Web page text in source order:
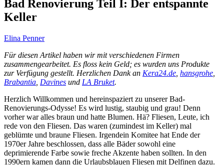
Bad Renovierung Teil I: Der entspannte
Keller
Elina Penner
Für diesen Artikel haben wir mit verschiedenen Firmen
zusammengearbeitet. Es floss kein Geld; es wurden uns Produkte
zur Verfügung gestellt. Herzlichen Dank an Kera24.de hansgrohe
Brabantia Davines und LA Bruket.
Herzlich Willkommen und hereinspaziert zu unserer Bad-
Renovierungs-Odysse! Es wird lustig, staubig und grau! Denn
vorher war alles braun und hatte Blumen. Hä? Fliesen, Leute, ich
rede von den Fliesen. Das waren (zumindest im Keller) mal
geblümte und braune Fliesen. Irgendein Komitee hat Ende der
1970er Jahre beschlossen, dass alle Bäder sowohl eine
deprimierende Farbe sowie freche Akzente haben sollten. In den
1990ern kamen dann die Urlaubsblauen Fliesen mit Delfinen dazu.